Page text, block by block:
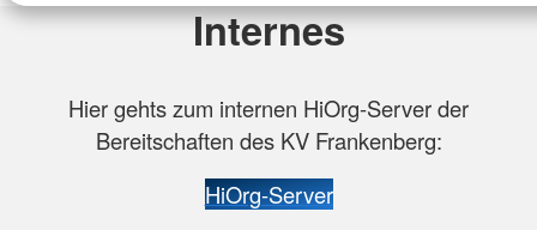
Internes
Hier gehts zum internen HiOrg-Server der
Bereitschaften des KV Frankenberg:
HiOrg-Server